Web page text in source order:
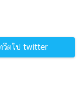
วีตไป twitter